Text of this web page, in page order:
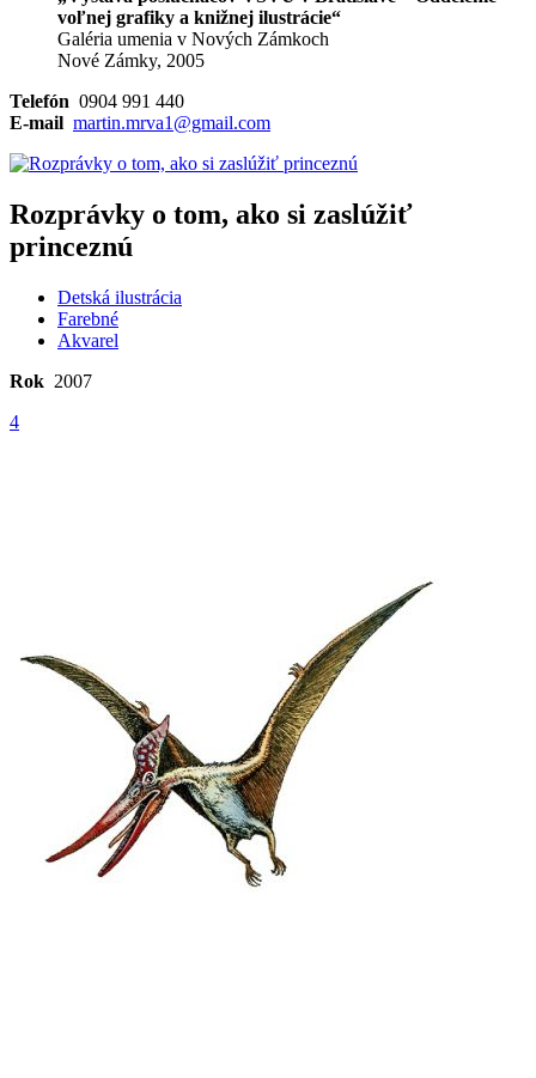
voľnej grafiky a knižnej ilustrácie“
Galéria umenia v Nových Zámkoch
Nové Zámky, 2005
Telefón 0904 991 440
E-mail martin.mrva1@gmail.com
Rozprávky o tom, ako si zaslúžiť
princeznú
Detská ilustrácia
Farebné
Akvarel
Rok 2007
4